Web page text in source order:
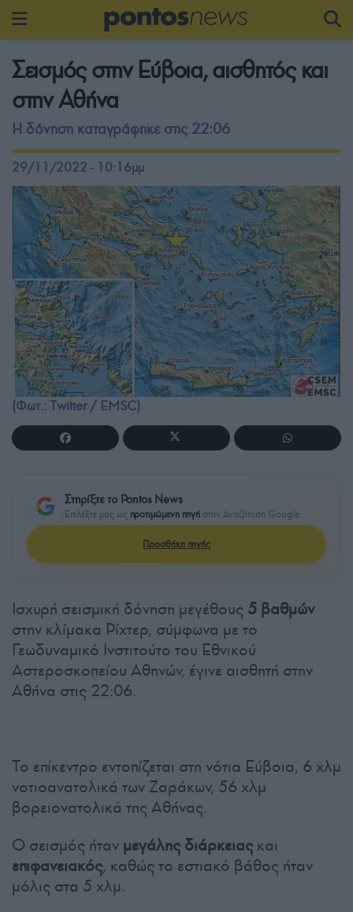
Σεισμός στην Εύβοια, αισθητός και
στην Αθήνα
Η δόνηση καταγράφηκε στις 22:06
29/11/2022 - 10:16μμ
(Φωτ.: Twitter / EMSC)
Στηρίξτε το Pontos News
Επιλέξτε μας ως προτιμώμενη πηγή στην Αναζήτηση Google
Προσθήκη πηγής
Ισχυρή σεισμική δόνηση μεγέθους 5 βαθμών
στην κλίμακα Ρίχτερ, σύμφωνα με το
Γεωδυναμικό Ινστιτούτο του Εθνικού
Αστεροσκοπείου Αθηνών, έγινε αισθητή στην
Αθήνα στις 22:06.
Το επίκεντρο εντοπίζεται στη νότια Εύβοια, 6 χλμ
νοτιοανατολικά των Ζαράκων, 56 χλμ
βορειονατολικά της Αθήνας.
Ο σεισμός ήταν μεγάλης διάρκειαςκαι
επιφανειακός, καθώς το εστιακό βάθος ήταν
μόλις στα 5 χλμ.